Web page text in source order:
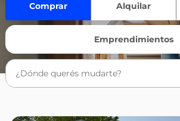
Comprar Alquilar
Emprendimientos